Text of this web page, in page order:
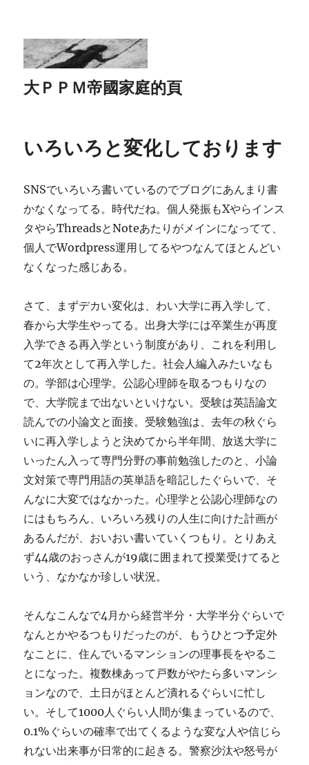
大ＰＰＭ帝國家庭的頁
いろいろと変化しております
SNSでいろいろ書いているのでブログにあんまり書
かなくなってる。時代だね。個人発振もXやらインス
タやらThreadsとNoteあたりがメインになってて、
個人でWordpress運用してるやつなんてほとんどい
なくなった感じある。
さて、まずデカい変化は、わい大学に再入学して、
春から大学生やってる。出身大学には卒業生が再度
入学できる再入学という制度があり、これを利用し
て2年次として再入学した。社会人編入みたいなも
の。学部は心理学。公認心理師を取るつもりなの
で、大学院まで出ないといけない。受験は英語論文
読んでの小論文と面接。受験勉強は、去年の秋ぐら
いに再入学しようと決めてから半年間、放送大学に
いったん入って専門分野の事前勉強したのと、小論
文対策で専門用語の英単語を暗記したぐらいで、そ
んなに大変ではなかった。心理学と公認心理師なの
にはもちろん、いろいろ残りの人生に向けた計画が
あるんだが、おいおい書いていくつもり。とりあえ
ず44歳のおっさんが19歳に囲まれて授業受けてると
いう、なかなか珍しい状況。
そんなこんなで4月から経営半分・大学半分ぐらいで
なんとかやるつもりだったのが、もうひとつ予定外
なことに、住んでいるマンションの理事長をやるこ
とになった。複数棟あって戸数がやたら多いマンシ
ョンなので、土日がほとんど潰れるぐらいに忙し
い。そして1000人ぐらい人間が集まっているので、
0.1%ぐらいの確率で出てくるような変な人や信じら
れない出来事が日常的に起きる。警察沙汰や怒号が